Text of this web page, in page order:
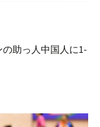
助っ人中国人に1-